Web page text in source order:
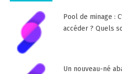
Pool de minage :
accéder ? Quels
Un nouveau-né